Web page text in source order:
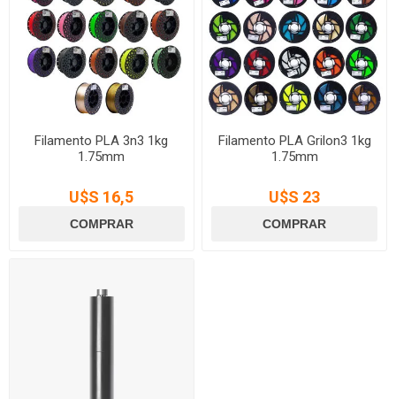
Filamento PLA 3n3 1kg
1.75mm
U$S 16,5
Filamento PLA Grilon3 1kg
1.75mm
U$S 23